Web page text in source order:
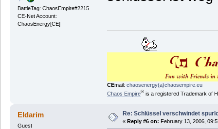
BattleTag: ChaosEmpire#2215
CE-Net Account:
ChaosEnergy[CE]
CEmail: chaosenergy(a)chaosempire.eu
Chaos Empire®is a registered Trademark of
Eldarim
Guest
Re: Schlüssel verschwindet
« Reply #6 on: February 13, 2006,